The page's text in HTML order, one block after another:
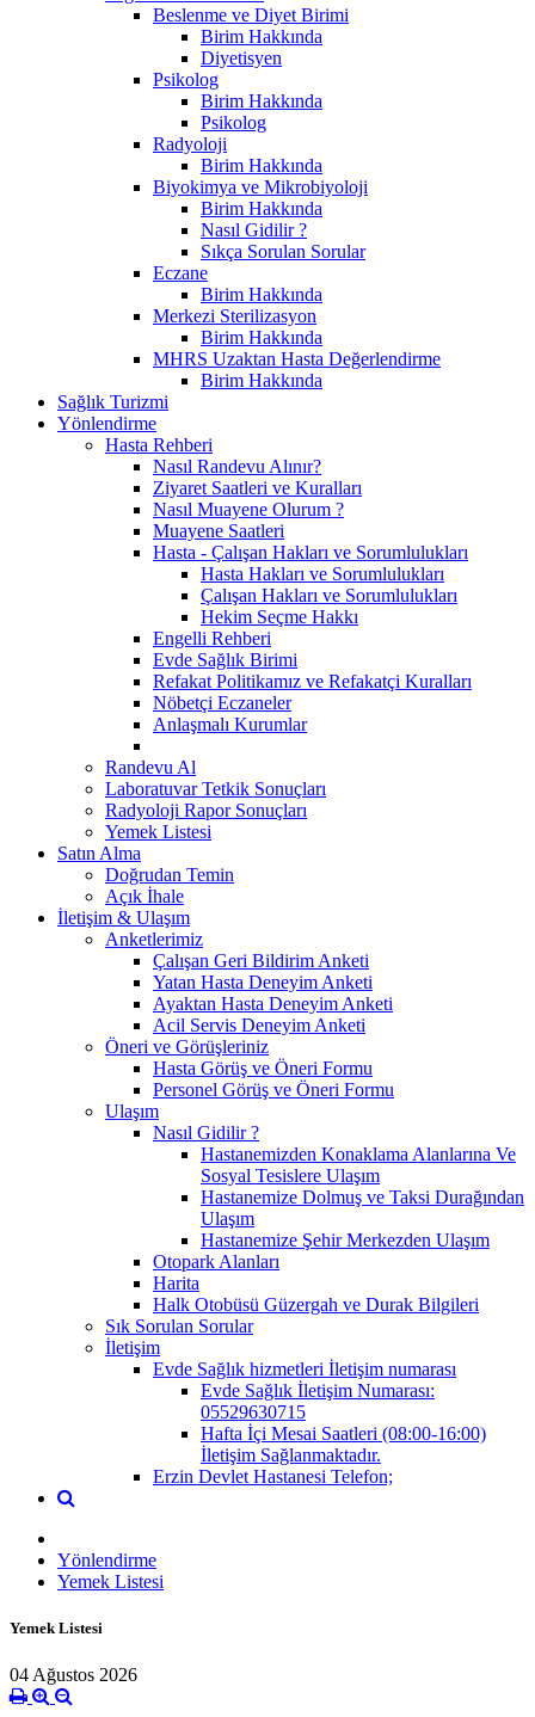
Beslenme ve Diyet Birimi
Birim Hakkında
Diyetisyen
Psikolog
Birim Hakkında
Psikolog
Radyoloji
Birim Hakkında
Biyokimya ve Mikrobiyoloji
Birim Hakkında
Nasıl Gidilir ?
Sıkça Sorulan Sorular
Eczane
Birim Hakkında
Merkezi Sterilizasyon
Birim Hakkında
MHRS Uzaktan Hasta Değerlendirme
Birim Hakkında
Sağlık Turizmi
Yönlendirme
Hasta Rehberi
Nasıl Randevu Alınır?
Ziyaret Saatleri ve Kuralları
Nasıl Muayene Olurum ?
Muayene Saatleri
Hasta - Çalışan Hakları ve Sorumlulukları
Hasta Hakları ve Sorumlulukları
Çalışan Hakları ve Sorumlulukları
Hekim Seçme Hakkı
Engelli Rehberi
Evde Sağlık Birimi
Refakat Politikamız ve Refakatçi Kuralları
Nöbetçi Eczaneler
Anlaşmalı Kurumlar
Randevu Al
Laboratuvar Tetkik Sonuçları
Radyoloji Rapor Sonuçları
Yemek Listesi
Satın Alma
Doğrudan Temin
Açık İhale
İletişim & Ulaşım
Anketlerimiz
Çalışan Geri Bildirim Anketi
Yatan Hasta Deneyim Anketi
Ayaktan Hasta Deneyim Anketi
Acil Servis Deneyim Anketi
Öneri ve Görüşleriniz
Hasta Görüş ve Öneri Formu
Personel Görüş ve Öneri Formu
Ulaşım
Nasıl Gidilir ?
Hastanemizden Konaklama Alanlarına Ve
Sosyal Tesislere Ulaşım
Hastanemize Dolmuş ve Taksi Durağından
Ulaşım
Hastanemize Şehir Merkezden Ulaşım
Otopark Alanları
Harita
Halk Otobüsü Güzergah ve Durak Bilgileri
Sık Sorulan Sorular
İletişim
Evde Sağlık hizmetleri İletişim numarası
Evde Sağlık İletişim Numarası:
05529630715
Hafta İçi Mesai Saatleri (08:00-16:00)
İletişim Sağlanmaktadır.
Erzin Devlet Hastanesi Telefon;
Yönlendirme
Yemek Listesi
Yemek Listesi
04 Ağustos 2026